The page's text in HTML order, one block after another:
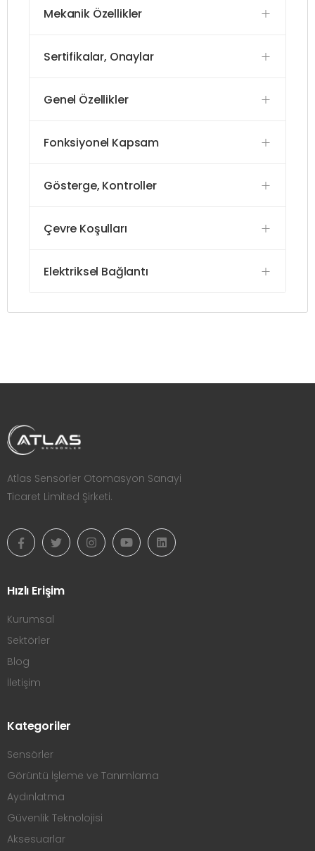
Mekanik Özellikler
Sertifikalar, Onaylar
Genel Özellikler
Fonksiyonel Kapsam
Gösterge, Kontroller
Çevre Koşulları
Elektriksel Bağlantı
Atlas Sensörler Otomasyon Sanayi
Ticaret Limited Şirketi.
Hızlı Erişim
Kurumsal
Sektörler
Blog
İletişim
Kategoriler
Sensörler
Görüntü İşleme ve Tanımlama
Aydınlatma
Güvenlik Teknolojisi
Aksesuarlar